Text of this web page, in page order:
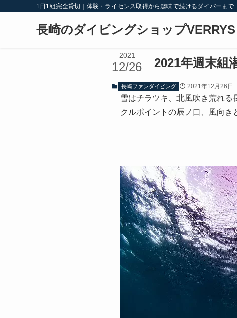
1日1組完全貸切｜体験・ライセンス取得から趣味で続けるダイバーまで
長崎のダイビングショップVERRYS
2021年週末組
2021
12/26
長崎ファンダイビング 2021年12月26日
雪はチラツキ、北風吹き荒れ
クルポイントの辰ノ口、風向き